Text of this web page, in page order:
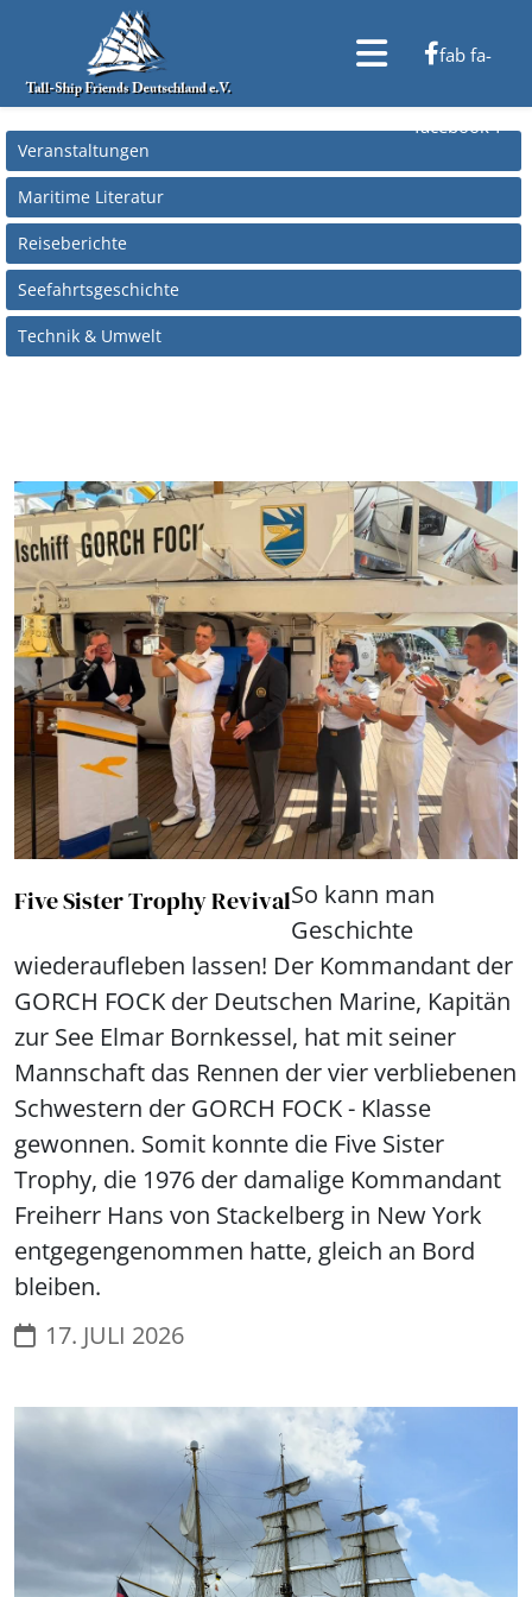
fab fa-
facebook-f
Veranstaltungen
Maritime Literatur
Reiseberichte
Seefahrtsgeschichte
Technik & Umwelt
Five Sister Trophy RevivalSo kann man
Geschichte
wiederaufleben lassen! Der Kommandant der
GORCH FOCK der Deutschen Marine, Kapitän
zur See Elmar Bornkessel, hat mit seiner
Mannschaft das Rennen der vier verbliebenen
Schwestern der GORCH FOCK - Klasse
gewonnen. Somit konnte die Five Sister
Trophy, die 1976 der damalige Kommandant
Freiherr Hans von Stackelberg in New York
entgegengenommen hatte, gleich an Bord
bleiben.
17. JULI 2026